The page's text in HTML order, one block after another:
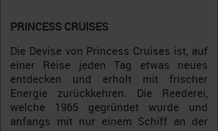
PRINCESS CRUISES
Die Devise von Princess Cruises ist, auf
einer Reise jeden Tag etwas neues
entdecken und erholt mit frischer
Energie zurückkehren. Die Reederei,
welche 1965 gegründet wurde und
anfangs mit nur einem Schiff an der